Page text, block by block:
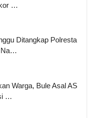
…
Ditangkap Polresta
Na…
Warga, Bule Asal AS
…